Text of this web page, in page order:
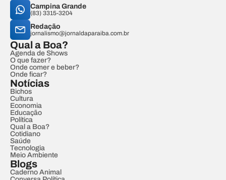
Campina Grande
(83) 3315-3204
Redação
jornalismo@jornaldaparaiba.com.br
Qual a Boa?
Agenda de Shows
O que fazer?
Onde comer e beber?
Onde ficar?
Notícias
Bichos
Cultura
Economia
Educação
Política
Qual a Boa?
Cotidiano
Saúde
Tecnologia
Meio Ambiente
Blogs
Caderno Animal